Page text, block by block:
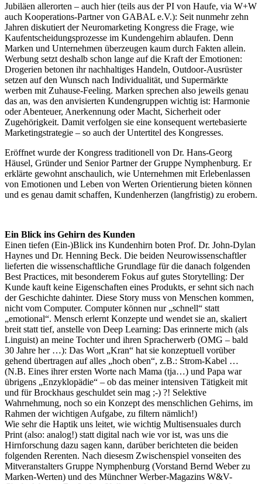
Jubiläen allerorten – auch hier (teils aus der PI von Haufe, via W+W
auch Kooperations-Partner von GABAL e.V.): Seit nunmehr zehn
Jahren diskutiert der Neuromarketing Kongress die Frage, wie
Kaufentscheidungsprozesse im Kundengehirn ablaufen. Denn
Marken und Unternehmen überzeugen kaum durch Fakten allein.
Werbung setzt deshalb schon lange auf die Kraft der Emotionen:
Drogerien betonen ihr nachhaltiges Handeln, Outdoor-Ausrüster
setzen auf den Wunsch nach Individualität, und Supermärkte
werben mit Zuhause-Feeling. Marken sprechen also jeweils genau
das an, was den anvisierten Kundengruppen wichtig ist: Harmonie
oder Abenteuer, Anerkennung oder Macht, Sicherheit oder
Zugehörigkeit. Damit verfolgen sie eine konsequent wertebasierte
Marketingstrategie – so auch der Untertitel des Kongresses.
Eröffnet wurde der Kongress traditionell von Dr. Hans-Georg
Häusel, Gründer und Senior Partner der Gruppe Nymphenburg. Er
erklärte gewohnt anschaulich, wie Unternehmen mit Erlebenlassen
von Emotionen und Leben von Werten Orientierung bieten können
und es genau damit schaffen, Kundenherzen (langfristig) zu erobern.
Ein Blick ins Gehirn des Kunden
Einen tiefen (Ein-)Blick ins Kundenhirn boten Prof. Dr. John-Dylan
Haynes und Dr. Henning Beck. Die beiden Neurowissenschaftler
lieferten die wissenschaftliche Grundlage für die danach folgenden
Best Practices, mit besonderem Fokus auf gutes Storytelling: Der
Kunde kauft keine Eigenschaften eines Produkts, er sehnt sich nach
der Geschichte dahinter. Diese Story muss von Menschen kommen,
nicht vom Computer. Computer können nur „schnell“ statt
„emotional“. Mensch erlernt Konzepte und wendet sie an, skaliert
breit statt tief, anstelle von Deep Learning: Das erinnerte mich (als
Linguist) an meine Tochter und ihren Spracherwerb (OMG – bald
30 Jahre her …): Das Wort „Kran“ hat sie konzeptuell vorüber
gehend übertragen auf alles „hoch oben“, z.B.: Strom-Kabel …
(N.B. Eines ihrer ersten Worte nach Mama (tja…) und Papa war
übrigens „Enzyklopädie“ – ob das meiner intensiven Tätigkeit mit
und für Brockhaus geschuldet sein mag ;-) ?! Selektive
Wahrnehmung, noch so ein Konzept des menschlichen Gehirns, im
Rahmen der wichtigen Aufgabe, zu filtern nämlich!)
Wie sehr die Haptik uns leitet, wie wichtig Multisensuales durch
Print (also: analog!) statt digital nach wie vor ist, was uns die
Hirnforschung dazu sagen kann, darüber berichteten die beiden
folgenden Rerenten. Nach diesesm Zwischenspiel vonseiten des
Mitveranstalters Gruppe Nymphenburg (Vorstand Bernd Weber zu
Marken-Werten) und des Münchner Werber-Magazins W&V-